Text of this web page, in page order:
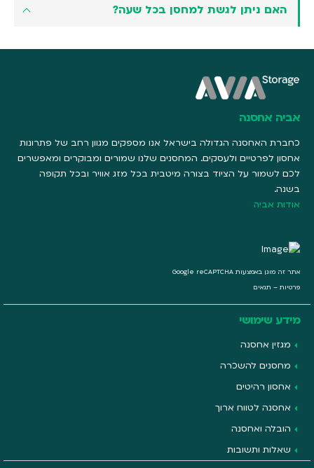
האם ניתן לגשת למחסן בכל שעה?
אביה אחסנה
כחברת האחסנה הגדולה בישראל אנו מספקים מגוון רחב של פתרונות
אחסון לפרטיים ולעסקים. המחסנים שלנו שמורים ומבוקרים ומאפשרים
לכם לשמור על הציוד בצורה מיטבית בכל מזג אוויר ובכל תקופה
בשנה.
אודות אביה
אתר זה מוגן באמצעות Google reCAPTCHA
פרטיות – תנאים
מידע שימושי
מגזין אחסנה
מחסנים להשכרה
אחסון רהיטים
אחסנה לטווח ארוך
הובלה ואחסנה
שאלות ותשובות